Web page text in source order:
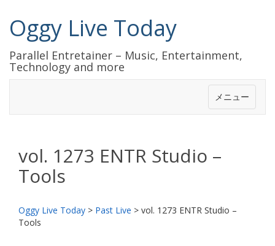
Oggy Live Today
Parallel Entretainer – Music, Entertainment,
Technology and more
メニュー
vol. 1273 ENTR Studio –
Tools
Oggy Live Today > Past Live > vol. 1273 ENTR Studio –
Tools